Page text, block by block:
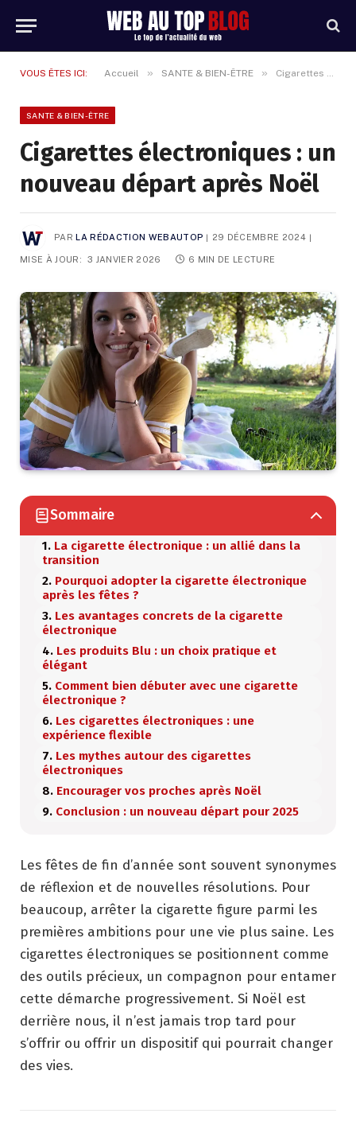
VOUS ÊTES ICI: Accueil » SANTE & BIEN-ÊTRE » Cigarettes électroniques : un nouveau départ après Noël
SANTE & BIEN-ÊTRE
Cigarettes électroniques : un
nouveau départ après Noël
PAR LA RÉDACTION WEBAUTOP 29 DÉCEMBRE 2024
MISE À JOUR: 3 JANVIER 2026 6 MIN DE LECTURE
Sommaire
La cigarette électronique : un allié dans la
transition
Pourquoi adopter la cigarette électronique
après les fêtes ?
Les avantages concrets de la cigarette
électronique
Les produits Blu : un choix pratique et
élégant
Comment bien débuter avec une cigarette
électronique ?
Les cigarettes électroniques : une
expérience flexible
Les mythes autour des cigarettes
électroniques
Encourager vos proches après Noël
Conclusion : un nouveau départ pour 2025
Les fêtes de fin d’année sont souvent synonymes
de réflexion et de nouvelles résolutions. Pour
beaucoup, arrêter la cigarette figure parmi les
premières ambitions pour une vie plus saine. Les
cigarettes électroniques se positionnent comme
des outils précieux, un compagnon pour entamer
cette démarche progressivement. Si Noël est
derrière nous, il n’est jamais trop tard pour
s’offrir ou offrir un dispositif qui pourrait changer
des vies.